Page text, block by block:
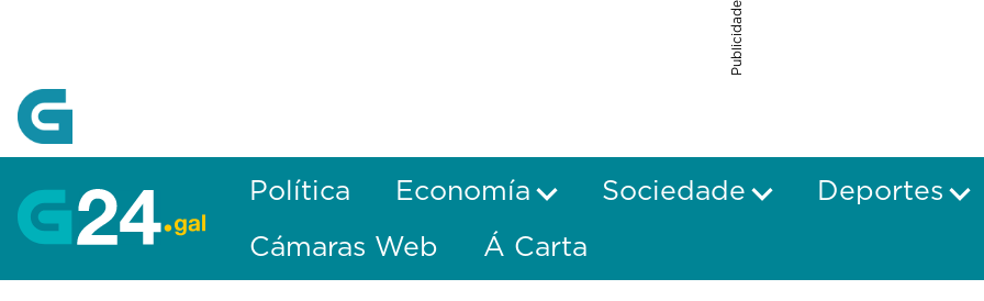
Publicidade
Política Economía Sociedade Deportes
Cámaras Web
Á Carta